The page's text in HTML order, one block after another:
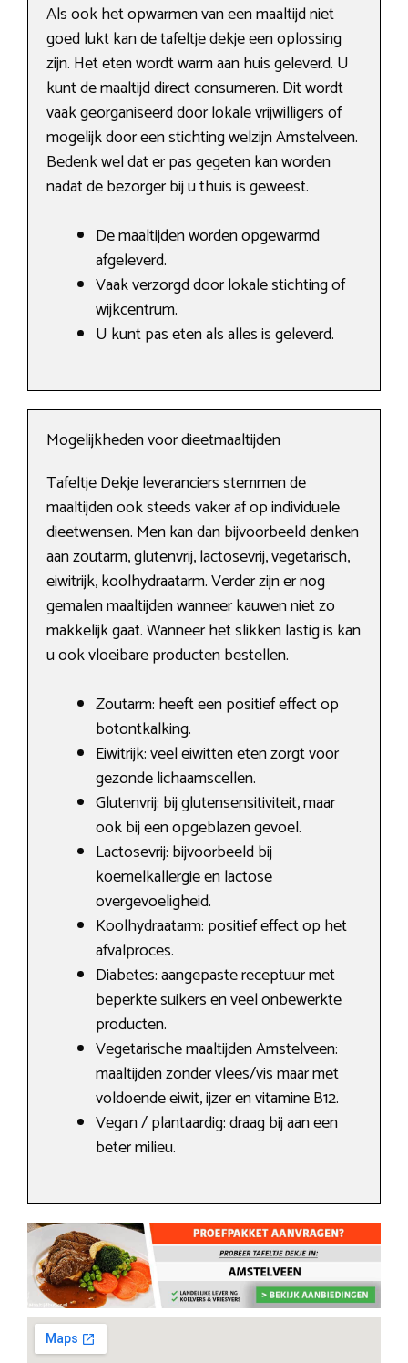
Als ook het opwarmen van een maaltijd niet
goed lukt kan de tafeltje dekje een oplossing
zijn. Het eten wordt warm aan huis geleverd. U
kunt de maaltijd direct consumeren. Dit wordt
vaak georganiseerd door lokale vrijwilligers of
mogelijk door een stichting welzijn Amstelveen.
Bedenk wel dat er pas gegeten kan worden
nadat de bezorger bij u thuis is geweest.
De maaltijden worden opgewarmd
afgeleverd.
Vaak verzorgd door lokale stichting of
wijkcentrum.
U kunt pas eten als alles is geleverd.
Mogelijkheden voor dieetmaaltijden
Tafeltje Dekje leveranciers stemmen de
maaltijden ook steeds vaker af op individuele
dieetwensen. Men kan dan bijvoorbeeld denken
aan zoutarm, glutenvrij, lactosevrij, vegetarisch,
eiwitrijk, koolhydraatarm. Verder zijn er nog
gemalen maaltijden wanneer kauwen niet zo
makkelijk gaat. Wanneer het slikken lastig is kan
u ook vloeibare producten bestellen.
Zoutarm: heeft een positief effect op
botontkalking.
Eiwitrijk: veel eiwitten eten zorgt voor
gezonde lichaamscellen.
Glutenvrij: bij glutensensitiviteit, maar
ook bij een opgeblazen gevoel.
Lactosevrij: bijvoorbeeld bij
koemelkallergie en lactose
overgevoeligheid.
Koolhydraatarm: positief effect op het
afvalproces.
Diabetes: aangepaste receptuur met
beperkte suikers en veel onbewerkte
producten.
Vegetarische maaltijden Amstelveen:
maaltijden zonder vlees/vis maar met
voldoende eiwit, ijzer en vitamine B12.
Vegan / plantaardig: draag bij aan een
beter milieu.